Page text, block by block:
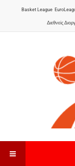
Basket League
Διεθνείς